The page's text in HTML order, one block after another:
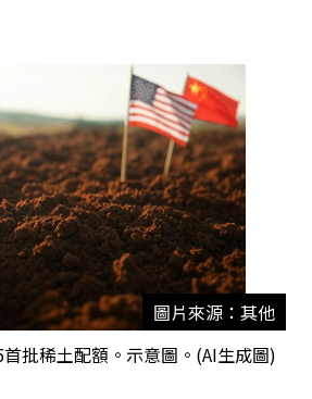
圖片來源：其他
批稀土配額。示意圖。(AI生成圖)